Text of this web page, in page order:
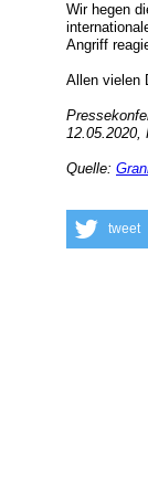
Wir hegen
Angriff
Allen vielen
12.05.2020,
Quelle:
tweet